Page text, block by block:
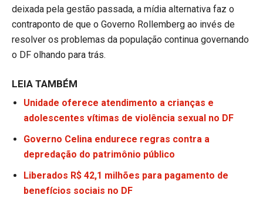
deixada pela gestão passada, a mídia alternativa faz o
contraponto de que o Governo Rollemberg ao invés de
resolver os problemas da população continua governando
o DF olhando para trás.
LEIA TAMBÉM
Unidade oferece atendimento a crianças e
adolescentes vítimas de violência sexual no DF
Governo Celina endurece regras contra a
depredação do patrimônio público
Liberados R$ 42,1 milhões para pagamento de
benefícios sociais no DF